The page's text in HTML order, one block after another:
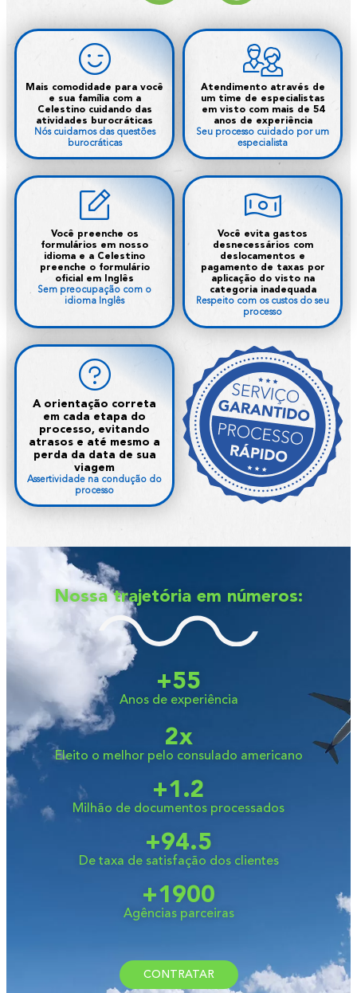
Mais comodidade para você
e sua família com a
Celestino cuidando das
atividades burocráticas
Nós cuidamos das questões
burocráticas
Atendimento através de
um time de especialistas
em visto com mais de 54
anos de experiência
Seu processo cuidado por um
especialista
Você preenche os
formulários em nosso
idioma e a Celestino
preenche o formulário
oficial em Inglês
Sem preocupação com o
idioma Inglês
Você evita gastos
desnecessários com
deslocamentos e
pagamento de taxas por
aplicação do visto na
categoria inadequada
Respeito com os custos do seu
processo
A orientação correta
em cada etapa do
processo, evitando
atrasos e até mesmo a
perda da data de sua
viagem
Assertividade na condução do
processo
Nossa trajetória em números:
+55
2x
+1.2
+94.5
+1900
Anos de experiência
Eleito o melhor pelo consulado americano
Milhão de documentos processados
De taxa de satisfação dos clientes
Agências parceiras
CONTRATAR